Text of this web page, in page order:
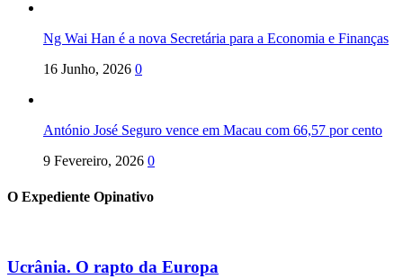
Ng Wai Han é a nova Secretária para a Economia e Finanças
16 Junho, 2026 0
António José Seguro vence em Macau com 66,57 por cento
9 Fevereiro, 2026 0
O Expediente Opinativo
Ucrânia. O rapto da Europa